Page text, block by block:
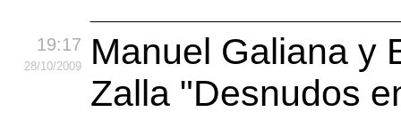
19:17
28/10/2009
Manuel Galiana y
Zalla "Desnudos